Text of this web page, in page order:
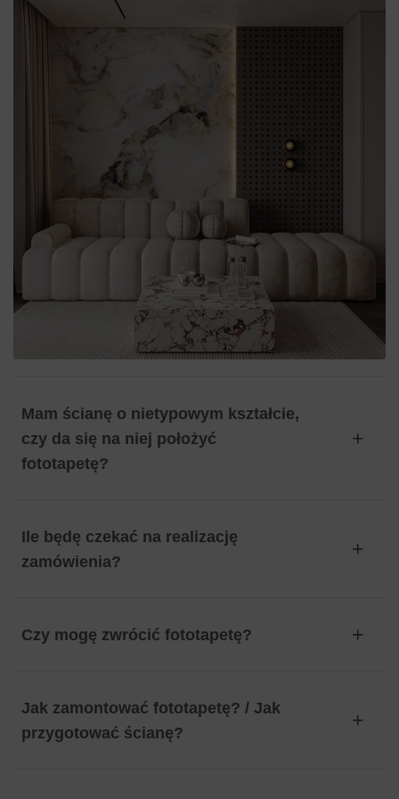
Mam ścianę o nietypowym kształcie,
czy da się na niej położyć
fototapetę?
Ile będę czekać na realizację
zamówienia?
Czy mogę zwrócić fototapetę?
Jak zamontować fototapetę? / Jak
przygotować ścianę?